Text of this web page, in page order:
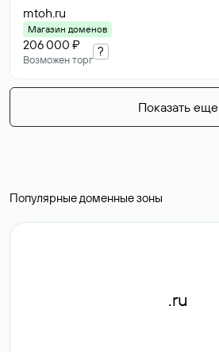
mtoh.ru
Магазин доменов
206 000 ₽
Возможен торг
?
Показать еще
Популярные доменные зоны
.ru